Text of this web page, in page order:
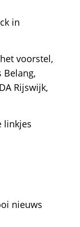
in
voorstel,
Rijswijk,
linkjes
nieuws